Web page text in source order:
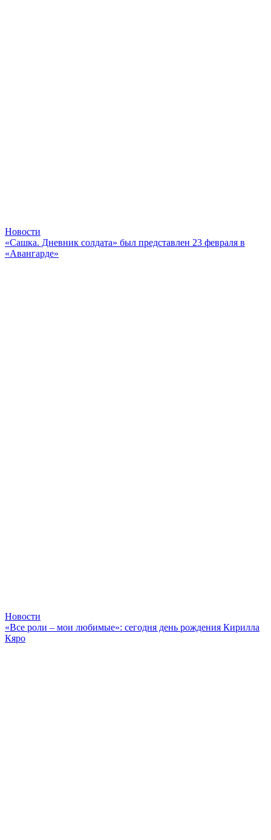
Новости
«Сашка. Дневник солдата» был представлен 23 февраля в
«Авангарде»
Новости
«Все роли – мои любимые»: сегодня день рождения Кирилла
Кяро